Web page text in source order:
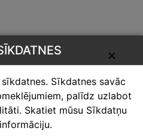
✕
Sīkdatnes savāc
palīdz uzlabot
Skatiet mūsu Sīkdatņu